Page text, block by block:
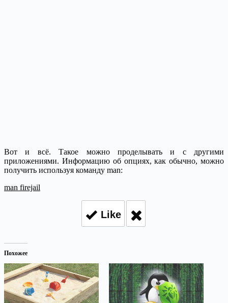
Вот и всё. Такое можно проделывать и с другими
приложениями. Информацию об опциях, как обычно, можно
получить используя команду man:
man firejail
Like
Похожее